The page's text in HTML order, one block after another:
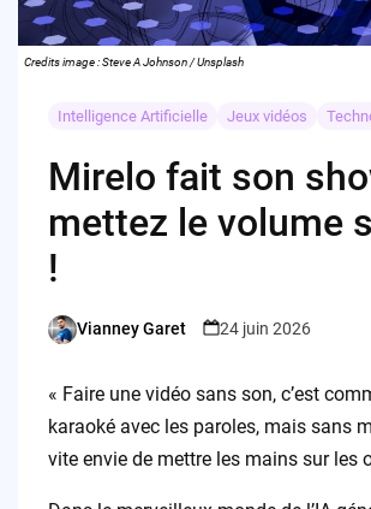
Credits image : Steve A Johnson / Unsplash
Intelligence Artificielle Jeux vidéos
Mirelo fait son
mettez le volume
!
Posted
Vianney Garet 24 juin 2026
« Faire une vidéo sans son, c’est
karaoké avec les paroles, mais sans
vite envie de mettre les mains sur les